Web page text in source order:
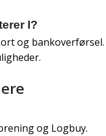
I?
og
og Logbuy​.